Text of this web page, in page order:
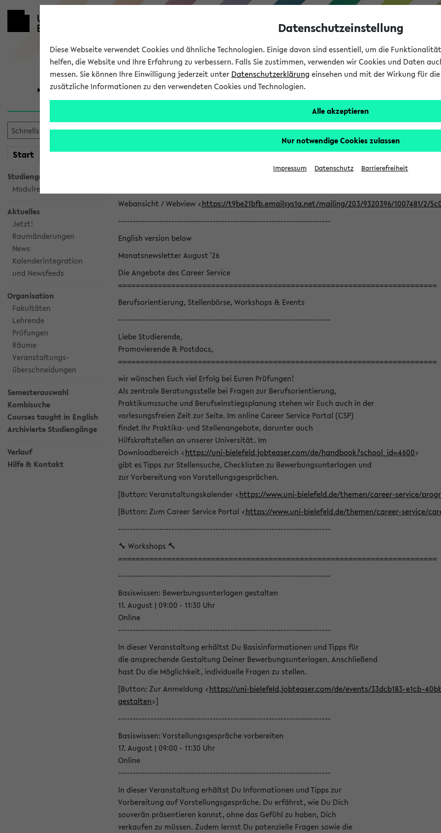
Universität Forschung Studium
Start meineKVV
Studiengangsauswahl
Modulrecherche
Aktuelles
Jetzt!
Raumänderungen
News
Kalenderintegration
und Newsfeeds
Organisation
Fakultäten
Lehrende
Prüfungen
Räume
Veranstaltungs-
überschneidungen
Semesterauswahl
Kombisuche
Courses taught in English
Archivierte Studiengänge
Verlauf
Hilfe & Kontakt
eKVV News
👉 Neue Angebote zur Berufsorientierung an der
Webansicht / Webview <https://t9be21bfb.emailsys1a.net/mailing/203/9320396/1007481/2/
------------------------------------------------------------------------
English version below
Monatsnewsletter August '26
Die Angebote des Career Service
========================================================================
Berufsorientierung, Stellenbörse, Workshops & Events
------------------------------------------------------------------------
Liebe Studierende,
Promovierende & Postdocs,
========================================================================
wir wünschen Euch viel Erfolg bei Euren Prüfungen!
Als zentrale Beratungsstelle bei Fragen zur Berufsorientierung,
Praktikumssuche und Berufseinstiegsplanung stehen wir Euch auch in der
vorlesungsfreien Zeit zur Seite. Im online Career Service Portal (CSP)
findet Ihr Praktika- und Stellenangebote, darunter auch
Hilfskraftstellen an unserer Universität. Im
Downloadbereich <https://uni-bielefeld.jobteaser.com/de/handbook?school_id=4600>
gibt es Tipps zur Stellensuche, Checklisten zu Bewerbungsunterlagen und
zur Vorbereitung von Vorstellungsgesprächen.
[Button: Veranstaltungskalender <https://www.uni-bielefeld.de/themen/career-service/
[Button: Zum Career Service Portal <https://www.uni-bielefeld.de/themen/career-service/
------------------------------------------------------------------------
🔧 Workshops 🔨
========================================================================
------------------------------------------------------------------------
Basiswissen: Bewerbungsunterlagen gestalten
11. August | 09:00 - 11:30 Uhr
Online
------------------------------------------------------------------------
In dieser Veranstaltung erhältst Du Basisinformationen und Tipps für
die ansprechende Gestaltung Deiner Bewerbungsunterlagen. Anschließend
hast Du die Möglichkeit, individuelle Fragen zu stellen.
[Button: Zur Anmeldung <https://uni-bielefeld.jobteaser.com/de/events/33dcb183-e1cb-
gestalten>]
------------------------------------------------------------------------
Basiswissen: Vorstellungsgespräche vorbereiten
17. August | 09:00 - 11:30 Uhr
Online
------------------------------------------------------------------------
In dieser Veranstaltung erhältst Du Informationen und Tipps zur
Vorbereitung auf Vorstellungsgespräche. Du erfährst, wie Du Dich
souverän präsentieren kannst, ohne das Gefühl zu haben, Dich
verkaufen zu müssen. Zudem lernst Du potenzielle Fragen sowie die
Datenschutzeinstellung
Diese Webseite verwendet Cookies und ähnliche Technologien. Einige davon sind essentiell, um die
helfen, die Website und Ihre Erfahrung zu verbessern. Falls Sie zustimmen, verwenden wir Cookies und Daten
messen. Sie können Ihre Einwilligung jederzeit unter Datenschutzerklärung einsehen und mit der Wirkung für
zusätzliche Informationen zu den verwendeten Cookies und Technologien.
Alle akzeptieren
Nur notwendige Cookies zulassen
Impressum Datenschutz Barrierefreiheit